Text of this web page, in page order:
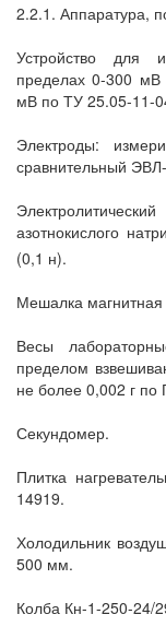
2.2.1. Аппаратура,
Устройство для
пределах 0-300
мВ по ТУ 25.05-11-
Электроды:
сравнительный
азотнокислого
(0,1 н).
Мешалка
Весы
пределом
не более 0,002 г
Секундомер.
Плитка
14919.
Холодильник
500 мм.
Колба Кн-1-250-24/